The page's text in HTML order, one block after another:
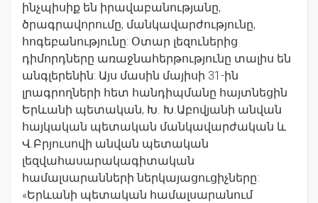
ինչպիսիք են իրավաբանությանը,
ծրագրավորումը, մանկավարժությունը,
հոգեբանությունը: Օտար լեզուներից
դիմորդները առաջնահերթությունը տալիս են
անգլերենին: Այս մասին մայիսի 31-ին
լրագրողների հետ հանդիպմանը հայտնեցին
Երևանի պետական, Խ. Խ.Աբովյանի անվան
հայկական պետական մանկավարժական և
Վ.Բրյուսովի անվան պետական
լեզվահասարակագիտական
համալսարանների ներկայացուցիչները:
«Երևանի պետական համալսարանում